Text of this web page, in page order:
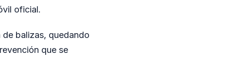
oficial.
balizas, quedando
que se